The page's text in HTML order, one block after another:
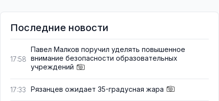
Последние новости
17:58
Павел Малков поручил уделять повышенное
внимание безопасности образовательных
учреждений
17:33 Рязанцев ожидает 35-градусная жара